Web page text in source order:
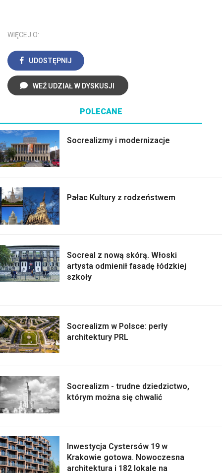
WIĘCEJ O:
UDOSTĘPNIJ
WEŹ UDZIAŁ W DYSKUSJI
POLECANE
Socrealizmy i modernizacje
Pałac Kultury z rodzeństwem
Socreal z nową skórą. Włoski
artysta odmienił fasadę łódzkiej
szkoły
Socrealizm w Polsce: perły
architektury PRL
Socrealizm - trudne dziedzictwo,
którym można się chwalić
Inwestycja Cystersów 19 w
Krakowie gotowa. Nowoczesna
architektura i 182 lokale na